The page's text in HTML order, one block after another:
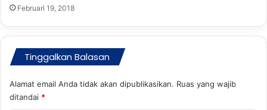
Februari 19, 2018
Tinggalkan Balasan
Alamat email Anda tidak akan dipublikasikan. Ruas yang wajib
ditandai *